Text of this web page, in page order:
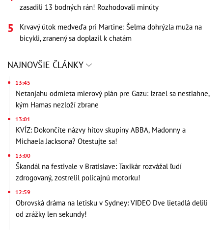
zasadili 13 bodných rán! Rozhodovali minúty
Krvavý útok medveďa pri Martine: Šelma dohrýzla muža na
bicykli, zranený sa doplazil k chatám
NAJNOVŠIE ČLÁNKY
13:45
Netanjahu odmieta mierový plán pre Gazu: Izrael sa nestiahne,
kým Hamas nezloží zbrane
13:01
KVÍZ: Dokončíte názvy hitov skupiny ABBA, Madonny a
Michaela Jacksona? Otestujte sa!
13:00
Škandál na festivale v Bratislave: Taxikár rozvážal ľudí
zdrogovaný, zostrelil policajnú motorku!
12:59
Obrovská dráma na letisku v Sydney: VIDEO Dve lietadlá delili
od zrážky len sekundy!